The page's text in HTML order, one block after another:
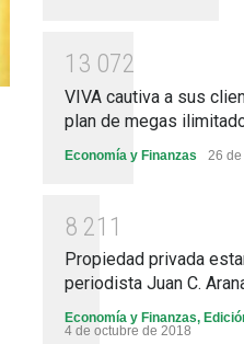
1 3 072
VIVA cautiva a sus
plan de megas
Economía y Finanzas 26
8 21 1
Propiedad privada
periodista Juan C.
Economía y Finanzas,
4 de octubre de 2018